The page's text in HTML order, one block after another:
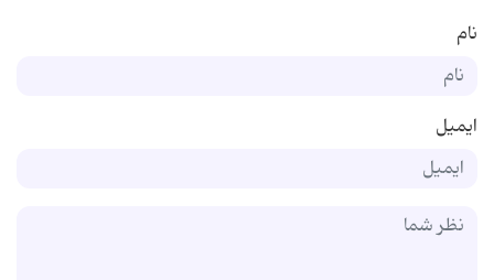
نام
ایمیل